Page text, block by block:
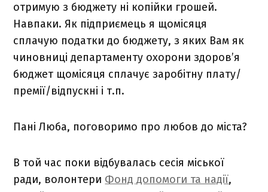
отримую з бюджету ні копійки грошей.
Навпаки. Як підприємець я щомісяця
сплачую податки до бюджету, з яких Вам як
чиновниці департаменту охорони здоров’я
бюджет щомісяця сплачує заробітну плату/
премії/відпускні і т.п.
Пані Люба, поговоримо про любов до міста?
В той час поки відбувалась сесія міської
ради, волонтери Фонд допомоги та надії,